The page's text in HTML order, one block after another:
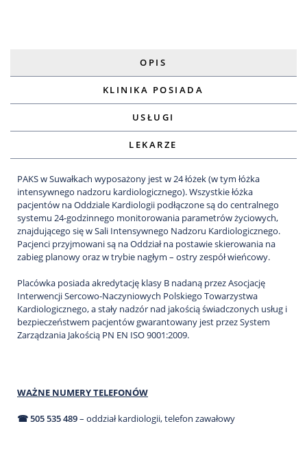
OPIS
KLINIKA POSIADA
USŁUGI
LEKARZE
PAKS w Suwałkach wyposażony jest w 24 łóżek (w tym łóżka
intensywnego nadzoru kardiologicznego). Wszystkie łóżka
pacjentów na Oddziale Kardiologii podłączone są do centralnego
systemu 24-godzinnego monitorowania parametrów życiowych,
znajdującego się w Sali Intensywnego Nadzoru Kardiologicznego.
Pacjenci przyjmowani są na Oddział na postawie skierowania na
zabieg planowy oraz w trybie nagłym – ostry zespół wieńcowy.
Placówka posiada akredytację klasy B nadaną przez Asocjację
Interwencji Sercowo-Naczyniowych Polskiego Towarzystwa
Kardiologicznego, a stały nadzór nad jakością świadczonych usług i
bezpieczeństwem pacjentów gwarantowany jest przez System
Zarządzania Jakością PN EN ISO 9001:2009.
WAŻNE NUMERY TELEFONÓW
☎ 505 535 489– oddział kardiologii, telefon zawałowy